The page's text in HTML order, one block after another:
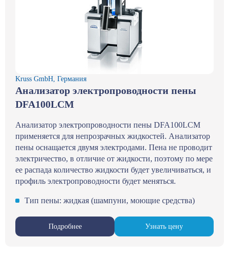
Kruss GmbH, Германия
Анализатор электропроводности пены
DFA100LCM
Анализатор электропроводности пены DFA100LCM
применяется для непрозрачных жидкостей. Анализатор
пены оснащается двумя электродами. Пена не проводит
электричество, в отличие от жидкости, поэтому по мере
ее распада количество жидкости будет увеличиваться, и
профиль электропроводности будет меняться.
Тип пены: жидкая (шампуни, моющие средства)
Подробнее Узнать цену